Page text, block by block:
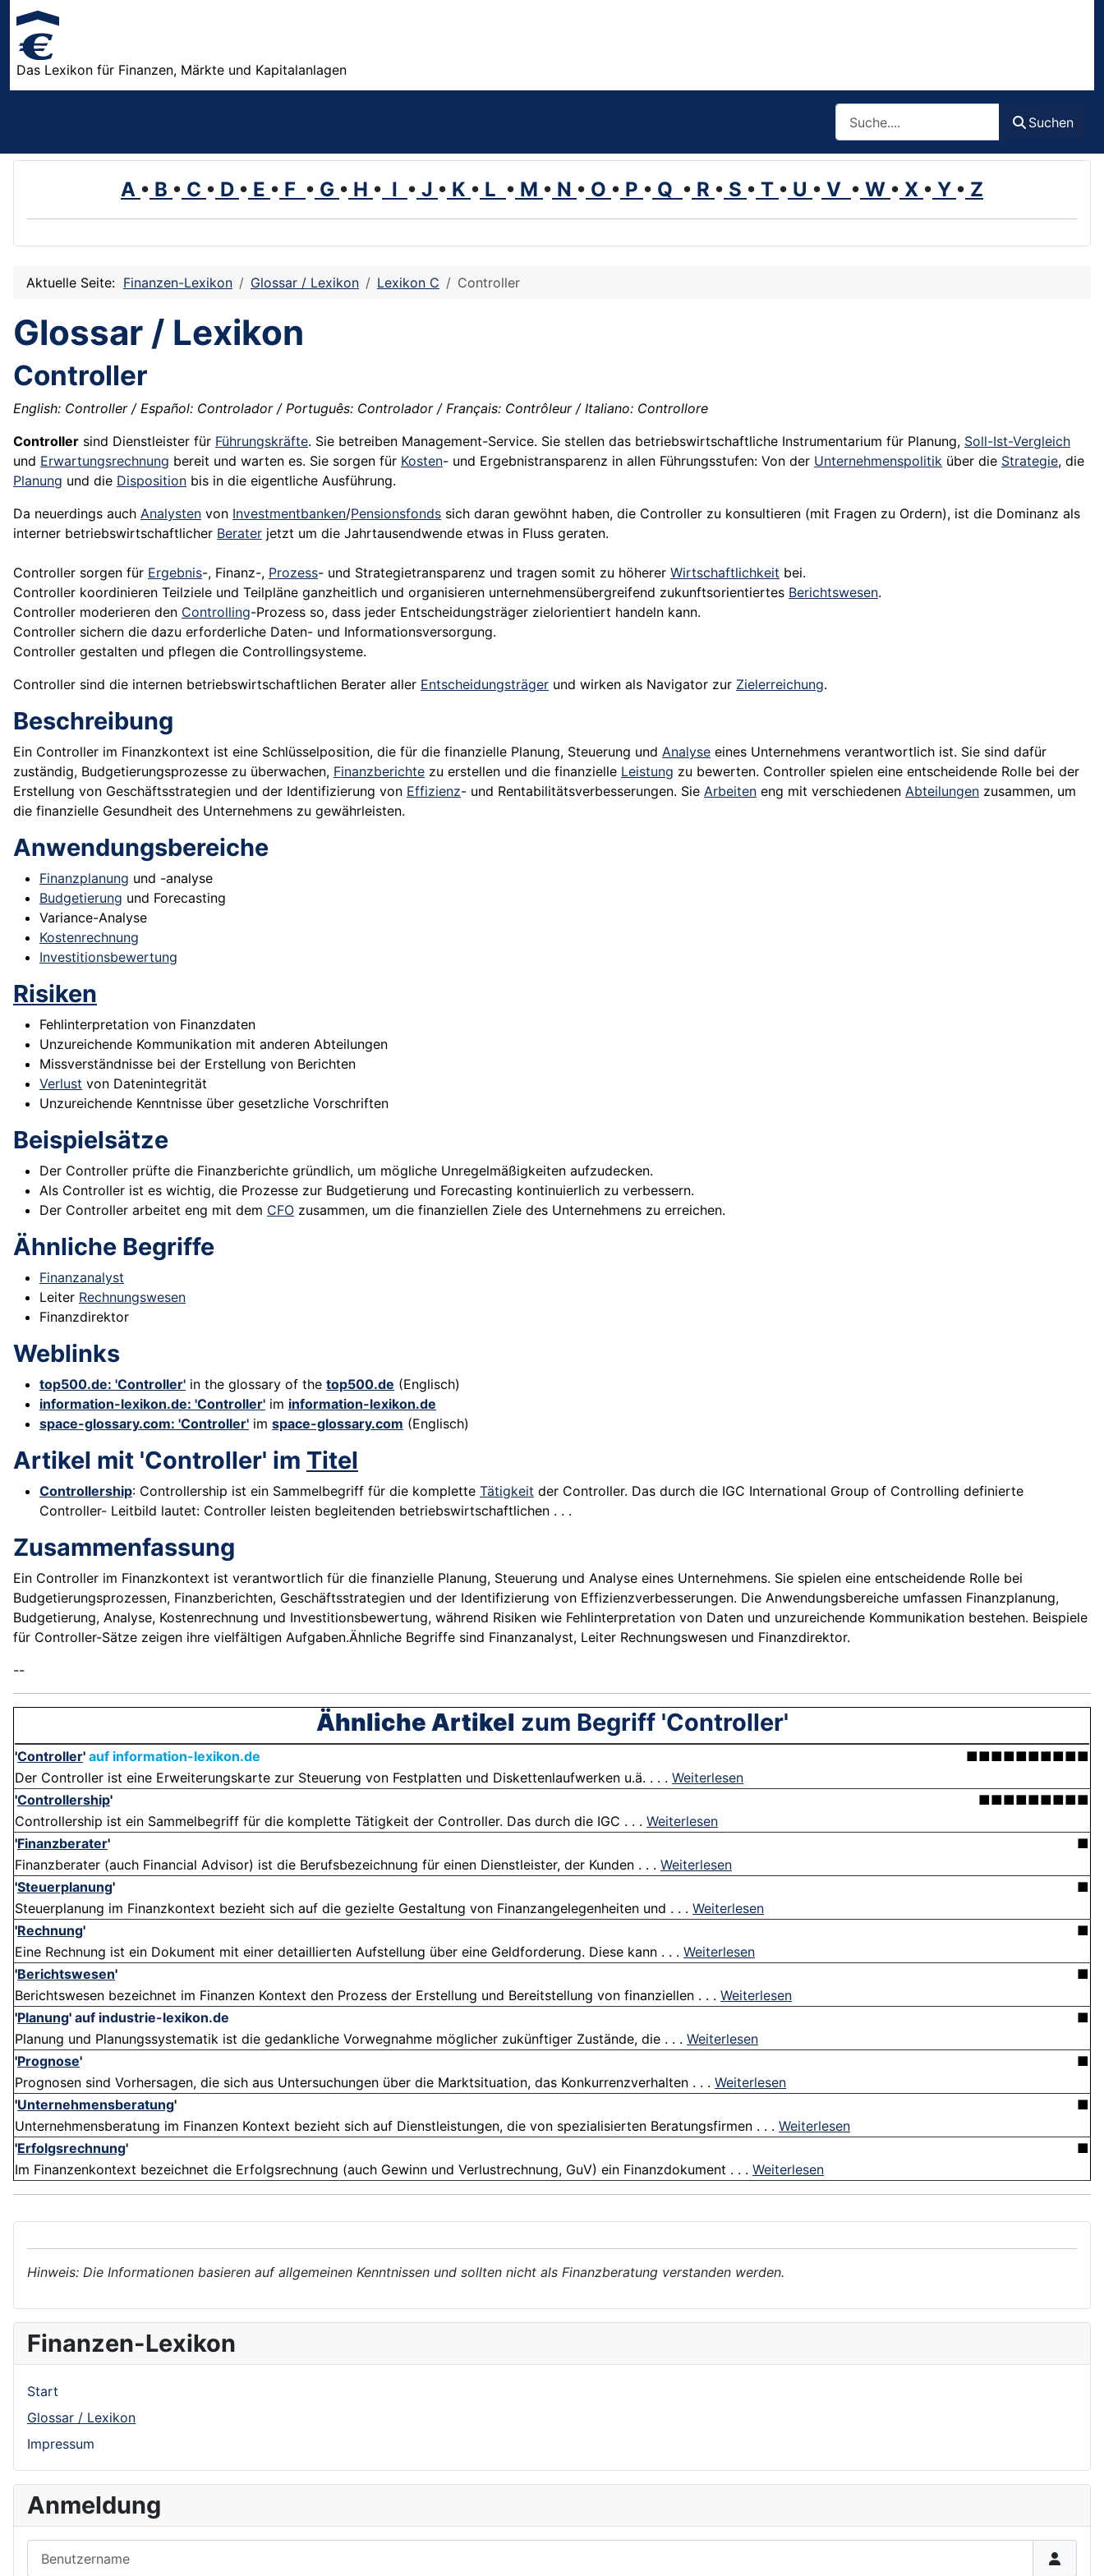
Das Lexikon für Finanzen, Märkte und Kapitalanlagen
Suchen
A • B • C • D • E • F • G • H • I • J • K • L • M • N • O • P • Q • R • S • T • U • V • W • X • Y • Z
Aktuelle Seite: Finanzen-Lexikon Glossar / Lexikon Lexikon C Controller
Glossar / Lexikon
Controller
English: Controller / Español: Controlador / Português: Controlador / Français: Contrôleur / Italiano: Controllore
Controller sind Dienstleister für Führungskräfte. Sie betreiben Management-Service. Sie stellen das betriebswirtschaftliche Instrumentarium für Planung, Soll-Ist-Vergleich
und Erwartungsrechnung bereit und warten es. Sie sorgen für Kosten- und Ergebnistransparenz in allen Führungsstufen: Von der Unternehmenspolitik über die Strategie, die
Planung und die Disposition bis in die eigentliche Ausführung.
Da neuerdings auch Analysten von Investmentbanken/Pensionsfonds sich daran gewöhnt haben, die Controller zu konsultieren (mit Fragen zu Ordern), ist die Dominanz als
interner betriebswirtschaftlicher Berater jetzt um die Jahrtausendwende etwas in Fluss geraten.
Controller sorgen für Ergebnis-, Finanz-, Prozess- und Strategietransparenz und tragen somit zu höherer Wirtschaftlichkeit bei.
Controller koordinieren Teilziele und Teilpläne ganzheitlich und organisieren unternehmensübergreifend zukunftsorientiertes Berichtswesen.
Controller moderieren den Controlling-Prozess so, dass jeder Entscheidungsträger zielorientiert handeln kann.
Controller sichern die dazu erforderliche Daten- und Informationsversorgung.
Controller gestalten und pflegen die Controllingsysteme.
Controller sind die internen betriebswirtschaftlichen Berater aller Entscheidungsträger und wirken als Navigator zur Zielerreichung.
Beschreibung
Ein Controller im Finanzkontext ist eine Schlüsselposition, die für die finanzielle Planung, Steuerung und Analyse eines Unternehmens verantwortlich ist. Sie sind dafür
zuständig, Budgetierungsprozesse zu überwachen, Finanzberichte zu erstellen und die finanzielle Leistung zu bewerten. Controller spielen eine entscheidende Rolle bei der
Erstellung von Geschäftsstrategien und der Identifizierung von Effizienz- und Rentabilitätsverbesserungen. Sie Arbeiten eng mit verschiedenen Abteilungen zusammen, um
die finanzielle Gesundheit des Unternehmens zu gewährleisten.
Anwendungsbereiche
Finanzplanung und -analyse
Budgetierung und Forecasting
Variance-Analyse
Kostenrechnung
Investitionsbewertung
Risiken
Fehlinterpretation von Finanzdaten
Unzureichende Kommunikation mit anderen Abteilungen
Missverständnisse bei der Erstellung von Berichten
Verlust von Datenintegrität
Unzureichende Kenntnisse über gesetzliche Vorschriften
Beispielsätze
Der Controller prüfte die Finanzberichte gründlich, um mögliche Unregelmäßigkeiten aufzudecken.
Als Controller ist es wichtig, die Prozesse zur Budgetierung und Forecasting kontinuierlich zu verbessern.
Der Controller arbeitet eng mit dem CFO zusammen, um die finanziellen Ziele des Unternehmens zu erreichen.
Ähnliche Begriffe
Finanzanalyst
Leiter Rechnungswesen
Finanzdirektor
Weblinks
top500.de: 'Controller' in the glossary of the top500.de (Englisch)
information-lexikon.de: 'Controller' im information-lexikon.de
space-glossary.com: 'Controller' im space-glossary.com (Englisch)
Artikel mit 'Controller' im Titel
Controllership: Controllership ist ein Sammelbegriff für die komplette Tätigkeit der Controller. Das durch die IGC International Group of Controlling definierte
Controller- Leitbild lautet: Controller leisten begleitenden betriebswirtschaftlichen . . .
Zusammenfassung
Ein Controller im Finanzkontext ist verantwortlich für die finanzielle Planung, Steuerung und Analyse eines Unternehmens. Sie spielen eine entscheidende Rolle bei
Budgetierungsprozessen, Finanzberichten, Geschäftsstrategien und der Identifizierung von Effizienzverbesserungen. Die Anwendungsbereiche umfassen Finanzplanung,
Budgetierung, Analyse, Kostenrechnung und Investitionsbewertung, während Risiken wie Fehlinterpretation von Daten und unzureichende Kommunikation bestehen. Beispiele
für Controller-Sätze zeigen ihre vielfältigen Aufgaben.Ähnliche Begriffe sind Finanzanalyst, Leiter Rechnungswesen und Finanzdirektor.
--
Ähnliche Artikel zum Begriff 'Controller'
'Controller' auf information-lexikon.de
■■■■■■■■■■
Der Controller ist eine Erweiterungskarte zur Steuerung von Festplatten und Diskettenlaufwerken u.ä. . . . Weiterlesen
'Controllership'
■■■■■■■■■
Controllership ist ein Sammelbegriff für die komplette Tätigkeit der Controller. Das durch die IGC . . . Weiterlesen
'Finanzberater'
■
Finanzberater (auch Financial Advisor) ist die Berufsbezeichnung für einen Dienstleister, der Kunden . . . Weiterlesen
'Steuerplanung'
■
Steuerplanung im Finanzkontext bezieht sich auf die gezielte Gestaltung von Finanzangelegenheiten und . . . Weiterlesen
'Rechnung'
■
Eine Rechnung ist ein Dokument mit einer detaillierten Aufstellung über eine Geldforderung. Diese kann . . . Weiterlesen
'Berichtswesen'
■
Berichtswesen bezeichnet im Finanzen Kontext den Prozess der Erstellung und Bereitstellung von finanziellen . . . Weiterlesen
'Planung' auf industrie-lexikon.de
■
Planung und Planungssystematik ist die gedankliche Vorwegnahme möglicher zukünftiger Zustände, die . . . Weiterlesen
'Prognose'
■
Prognosen sind Vorhersagen, die sich aus Untersuchungen über die Marktsituation, das Konkurrenzverhalten . . . Weiterlesen
'Unternehmensberatung'
■
Unternehmensberatung im Finanzen Kontext bezieht sich auf Dienstleistungen, die von spezialisierten Beratungsfirmen . . . Weiterlesen
'Erfolgsrechnung'
■
Im Finanzenkontext bezeichnet die Erfolgsrechnung (auch Gewinn und Verlustrechnung, GuV) ein Finanzdokument . . . Weiterlesen
Hinweis: Die Informationen basieren auf allgemeinen Kenntnissen und sollten nicht als Finanzberatung verstanden werden.
Finanzen-Lexikon
Start
Glossar / Lexikon
Impressum
Anmeldung